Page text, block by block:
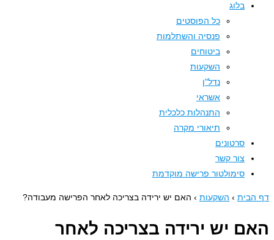
בלוג
כל הפוסטים
פנסיה והשתלמות
ביטוחים
השקעות
נדל"ן
אשראי
התנהלות כלכלית
תיאורי מקרה
סרטונים
צור קשר
סימולטור פרישה מוקדמת
דף הבית › השקעות › האם יש ירידה בצריכה לאחר הפרישה מעבודה?
האם יש ירידה בצריכה לאחר